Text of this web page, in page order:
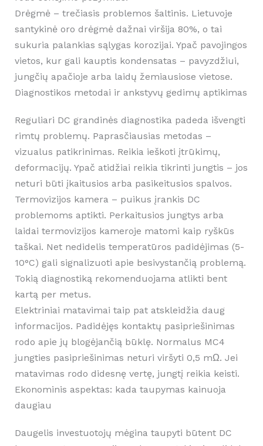
Drėgmė – trečiasis problemos šaltinis. Lietuvoje
santykinė oro drėgmė dažnai viršija 80%, o tai
sukuria palankias sąlygas korozijai. Ypač pavojingos
vietos, kur gali kauptis kondensatas – pavyzdžiui,
jungčių apačioje arba laidų žemiausiose vietose.
Diagnostikos metodai ir ankstyvų gedimų aptikimas
Reguliari DC grandinės diagnostika padeda išvengti
rimtų problemų. Paprasčiausias metodas –
vizualus patikrinimas. Reikia ieškoti įtrūkimų,
deformacijų. Ypač atidžiai reikia tikrinti jungtis – jos
neturi būti įkaitusios arba pasikeitusios spalvos.
Termovizijos kamera – puikus įrankis DC
problemoms aptikti. Perkaitusios jungtys arba
laidai termovizijos kameroje matomi kaip ryškūs
taškai. Net nedidelis temperatūros padidėjimas (5-
10°C) gali signalizuoti apie besivystančią problemą.
Tokią diagnostiką rekomenduojama atlikti bent
kartą per metus.
Elektriniai matavimai taip pat atskleidžia daug
informacijos. Padidėjęs kontaktų pasipriešinimas
rodo apie jų blogėjančią būklę. Normalus MC4
jungties pasipriešinimas neturi viršyti 0,5 mΩ. Jei
matavimas rodo didesnę vertę, jungtį reikia keisti.
Ekonominis aspektas: kada taupymas kainuoja
daugiau
Daugelis investuotojų mėgina taupyti būtent DC